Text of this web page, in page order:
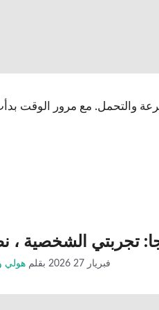
والتحمل. مع مرور الوقت
تجربتي الشخصية ،
فبريار 27 2026 بقلم هولي